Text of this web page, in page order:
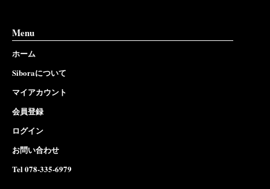
Menu
ホーム
Siboraについて
マイアカウント
会員登録
ログイン
お問い合わせ
Tel 078-335-6979